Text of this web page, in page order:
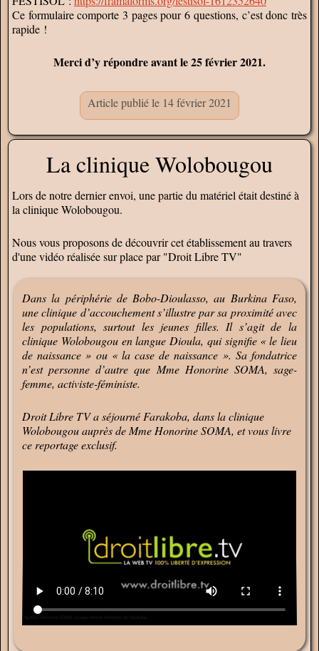
Ce formulaire comporte 3 pages pour 6 questions, c’est donc très
rapide !
Merci d’y répondre avant le 25 février 2021.
Article publié le 14 février 2021
La clinique Wolobougou
Lors de notre dernier envoi, une partie du matériel était destiné à
la clinique Wolobougou.
Nous vous proposons de découvrir cet établissement au travers
d'une vidéo réalisée sur place par "Droit Libre TV"
Dans la périphérie de Bobo-Dioulasso, au Burkina Faso,
une clinique d’accouchement s’illustre par sa proximité avec
les populations, surtout les jeunes filles. Il s’agit de la
clinique Wolobougou en langue Dioula, qui signifie « le lieu
de naissance » ou « la case de naissance ». Sa fondatrice
n’est personne d’autre que Mme Honorine SOMA, sage-
femme, activiste-féministe.
Droit Libre TV a séjourné Farakoba, dans la clinique
Wolobougou auprès de Mme Honorine SOMA, et vous livre
ce reportage exclusif.